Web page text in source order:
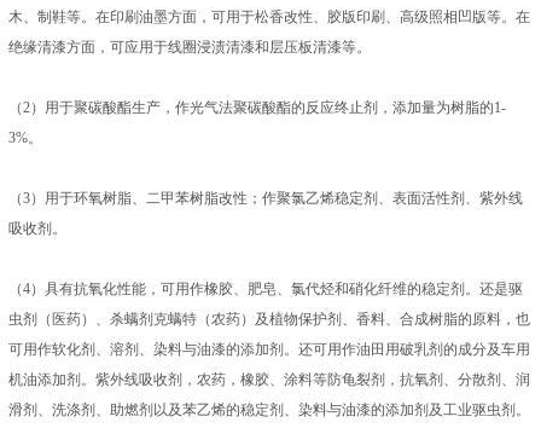
木、制鞋等。在印刷油墨方面，可用于松香改性、胶版印刷、高级照相凹版等。在
绝缘清漆方面，可应用于线圈浸渍清漆和层压板清漆等。
（2）用于聚碳酸酯生产，作光气法聚碳酸酯的反应终止剂，添加量为树脂的1-
3%。
（3）用于环氧树脂、二甲苯树脂改性；作聚氯乙烯稳定剂、表面活性剂、紫外线
吸收剂。
（4）具有抗氧化性能，可用作橡胶、肥皂、氯代烃和硝化纤维的稳定剂。还是驱
虫剂（医药）、杀螨剂克螨特（农药）及植物保护剂、香料、合成树脂的原料，也
可用作软化剂、溶剂、染料与油漆的添加剂。还可用作油田用破乳剂的成分及车用
机油添加剂。紫外线吸收剂，农药，橡胶、涂料等防龟裂剂，抗氧剂、分散剂、润
滑剂、洗涤剂、助燃剂以及苯乙烯的稳定剂、染料与油漆的添加剂及工业驱虫剂。